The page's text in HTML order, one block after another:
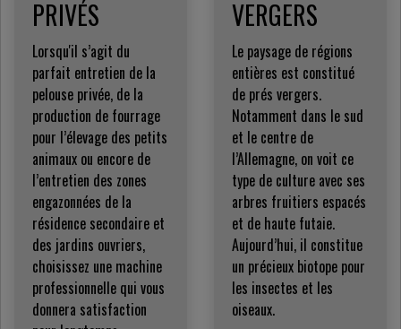
PRIVÉS
Lorsqu'il s’agit du
parfait entretien de la
pelouse privée, de la
production de fourrage
pour l’élevage des petits
animaux ou encore de
l’entretien des zones
engazonnées de la
résidence secondaire et
des jardins ouvriers,
choisissez une machine
professionnelle qui vous
donnera satisfaction
VERGERS
Le paysage de régions
entières est constitué
de prés vergers.
Notamment dans le sud
et le centre de
l’Allemagne, on voit ce
type de culture avec ses
arbres fruitiers espacés
et de haute futaie.
Aujourd’hui, il constitue
un précieux biotope pour
les insectes et les
oiseaux.